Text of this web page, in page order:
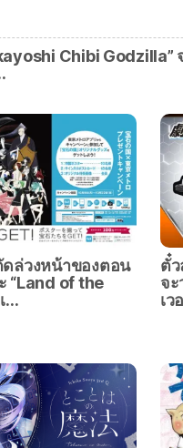
Chibi Godzilla”
ดล่วงหน้าของตอน
“Land of the
…
ตั๋
จ
เ